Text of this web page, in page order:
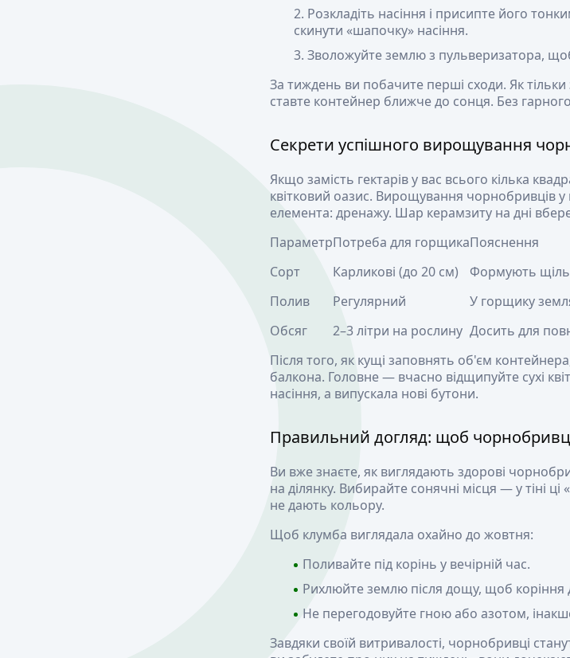
Розкладіть насіння і присипте його
скинути «шапочку» насіння.
Зволожуйте землю з пульверизатора,
За тиждень ви побачите перші сходи. Як тільки
ставте контейнер ближче до сонця. Без
Секрети успішного вирощування
Якщо замість гектарів у вас всього кілька
квітковий оазис. Вирощування чорнобривців
елемента: дренажу. Шар керамзиту на дні
ПараметрПотреба для горщикаПояснення
Сорт
Карликові (до 20 см)
Формують
Полив
Регулярний
У горщику
Обсяг
2–3 літри на рослину Досить для
Після того, як кущі заповнять об'єм
балкона. Головне — вчасно відщипуйте сухі
насіння, а випускала нові бутони.
Правильний догляд: щоб
Ви вже знаєте, як виглядають здорові
на ділянку. Вибирайте сонячні місця — у тіні
не дають кольору.
Щоб клумба виглядала охайно до жовтня:
Поливайте під корінь у вечірній час.
Рихлюйте землю після дощу, щоб коріння
Не перегодовуйте гною або азотом, інакше
Завдяки своїй витривалості, чорнобривці